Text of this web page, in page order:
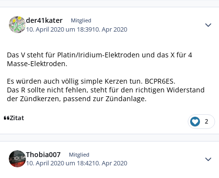
der41kater Mitglied
10. April 2020 um 18:3910. Apr 2020
Das V steht für Platin/Iridium-Elektroden und das X für 4
Masse-Elektroden.
Es würden auch völlig simple Kerzen tun. BCPR6ES.
Das R sollte nicht fehlen, steht für den richtigen Widerstand
der Zündkerzen, passend zur Zündanlage.
Zitat 2
Thobia007 Mitglied
10. April 2020 um 18:4210. Apr 2020